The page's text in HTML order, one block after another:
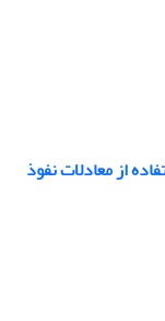
از معادلات نفوذ